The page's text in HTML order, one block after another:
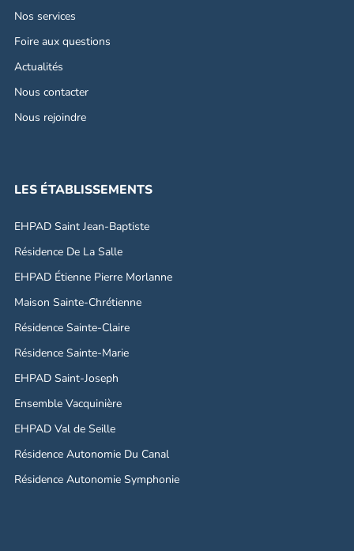
Nos services
Foire aux questions
Actualités
Nous contacter
Nous rejoindre
LES ÉTABLISSEMENTS
EHPAD Saint Jean-Baptiste
Résidence De La Salle
EHPAD Étienne Pierre Morlanne
Maison Sainte-Chrétienne
Résidence Sainte-Claire
Résidence Sainte-Marie
EHPAD Saint-Joseph
Ensemble Vacquinière
EHPAD Val de Seille
Résidence Autonomie Du Canal
Résidence Autonomie Symphonie